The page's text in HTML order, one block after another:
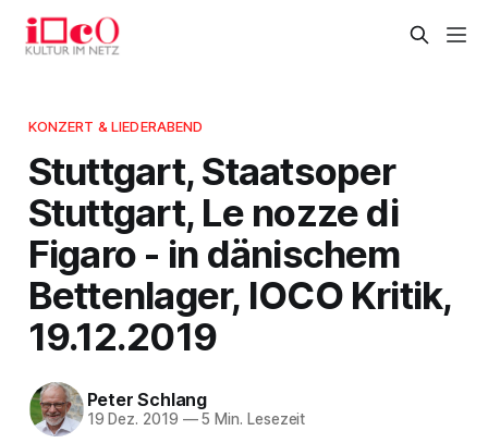
KONZERT & LIEDERABEND
Stuttgart, Staatsoper
Stuttgart, Le nozze di
Figaro - in dänischem
Bettenlager, IOCO Kritik,
19.12.2019
Peter Schlang
19 Dez. 2019 —5 Min. Lesezeit